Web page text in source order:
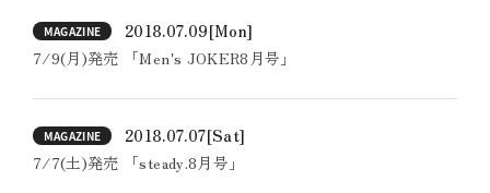
MAGAZINE 2018.07.09[Mon]
7/9(月)発売 「Men's JOKER8月号」
MAGAZINE 2018.07.07[Sat]
7/7(土)発売 「steady.8月号」